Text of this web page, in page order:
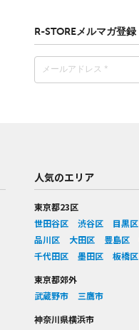
R-STOREメルマガ登録
人気のエリア
東京都23区
世田谷区
渋谷区 目黒区
品川区
大田区 豊島区
千代田区
墨田区 板橋区
東京都郊外
武蔵野市
三鷹市
神奈川県横浜市